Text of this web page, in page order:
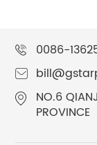
0086-
NO.6
PROVINCE